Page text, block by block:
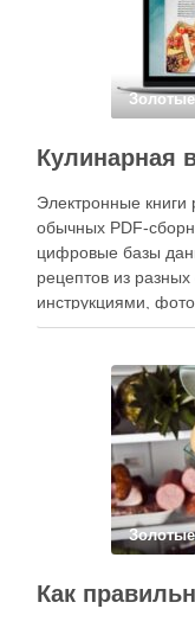
Электронные
обычных PDF-
цифровые базы
рецептов из
инструкциями,
приготовлению. В
контент,
функции. Ниже …